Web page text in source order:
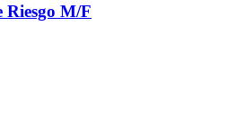
Riesgo M/F